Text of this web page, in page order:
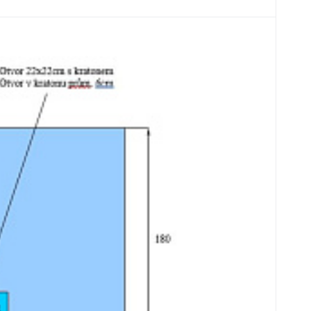
s manžetou a 6cm otvorom
6cm/DIS